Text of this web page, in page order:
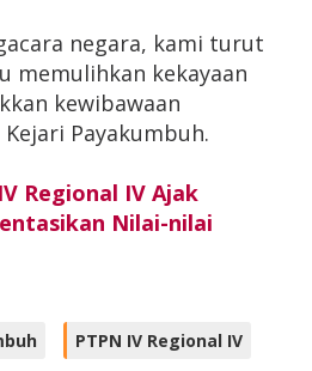
negara, kami turut
memulihkan kekayaan
kewibawaan
Payakumbuh.
Regional IV Ajak
Nilai-nilai
PTPN IV Regional IV